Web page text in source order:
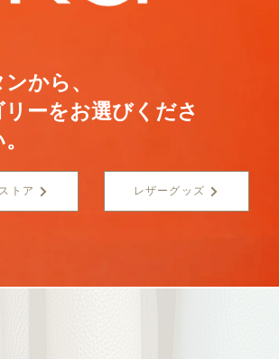
から、
ーをお選びくださ
トア レザーグッズ